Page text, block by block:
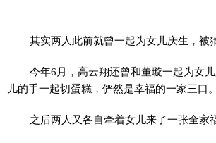
——
其实两人此前就曾一起为女儿庆生，被
今年6月，高云翔还曾和董璇一起为女
儿的手一起切蛋糕，俨然是幸福的一家三口。
之后两人又各自牵着女儿来了一张全家